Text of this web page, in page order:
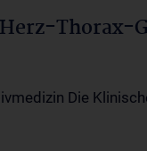
Thorax-
Die